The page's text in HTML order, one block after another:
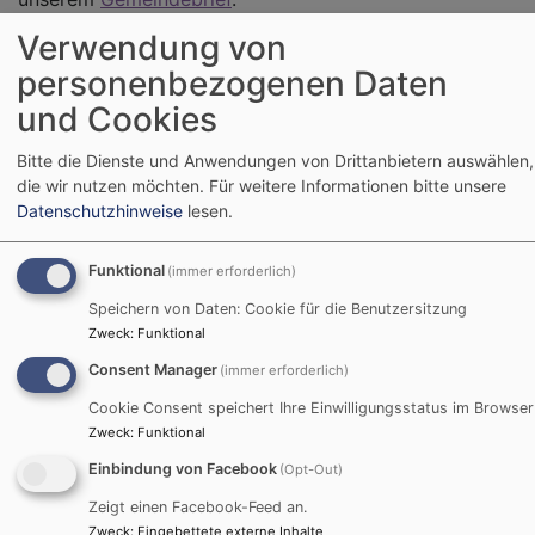
Weihnachten kann kommen!
Unser neuer Gemeindebrief
ist fertig!
Der neue Gemeindebrief für
die Advents- und
Übersicht für die
Veranstaltungen,
findet ihr Artikel über die
neue Friedensdenkschrift
Verwendung von
personenbezogenen Daten
und Cookies
Bitte die Dienste und Anwendungen von Drittanbietern auswählen,
die wir nutzen möchten. Für weitere Informationen bitte unsere
Datenschutzhinweise lesen.
Funktional (immer erforderlich)
Speichern von Daten: Cookie für die Benutzersitzung
Zweck: Funktional
Consent Manager (immer erforderlich)
Cookie Consent speichert Ihre Einwilligungsstatus im Browser
Zweck: Funktional
Einbindung von Facebook (Opt-Out)
Zeigt einen Facebook-Feed an.
Zweck: Eingebettete externe Inhalte